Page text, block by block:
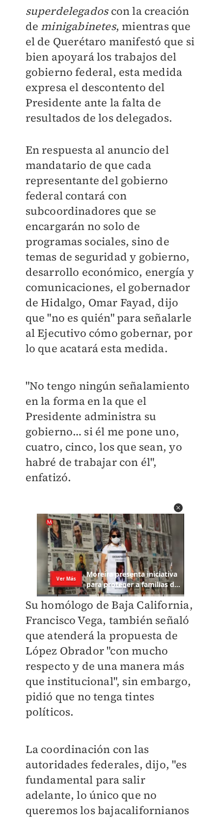
superdelegados con la creación
de minigabinetes, mientras que
el de Querétaro manifestó que si
bien apoyará los trabajos del
gobierno federal, esta medida
expresa el descontento del
Presidente ante la falta de
resultados de los delegados.
En respuesta al anuncio del
mandatario de que cada
representante del gobierno
federal contará con
subcoordinadores que se
encargarán no solo de
programas sociales, sino de
temas de seguridad y gobierno,
desarrollo económico, energía y
comunicaciones, el gobernador
de Hidalgo, Omar Fayad, dijo
que "no es quién" para señalarle
al Ejecutivo cómo gobernar, por
lo que acatará esta medida.
"No tengo ningún señalamiento
en la forma en la que el
Presidente administra su
gobierno… si él me pone uno,
cuatro, cinco, los que sean, yo
habré de trabajar con él",
enfatizó.
Su homólogo de Baja California,
Francisco Vega, también señaló
que atenderá la propuesta de
López Obrador "con mucho
respecto y de una manera más
que institucional", sin embargo,
pidió que no tenga tintes
políticos.
La coordinación con las
autoridades federales, dijo, "es
fundamental para salir
adelante, lo único que no
queremos los bajacalifornianos